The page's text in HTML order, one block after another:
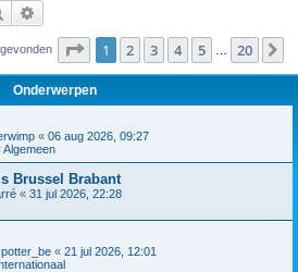
Zoek
Pagina van 20
1 2 3 4 5 20
Onderwerpen
« 06 aug 2026, 09:27
Algemeen
Brussel Brabant
« 31 jul 2026, 22:28
« 21 jul 2026, 12:01